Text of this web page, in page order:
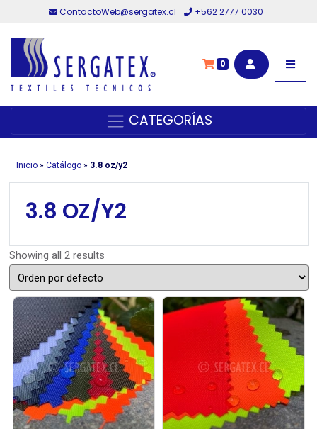
ContactoWeb@sergatex.cl +562 2777 0030
0
CATEGORÍAS
Inicio» Catálogo» 3.8 oz/y2
3.8 OZ/Y2
Showing all 2 results